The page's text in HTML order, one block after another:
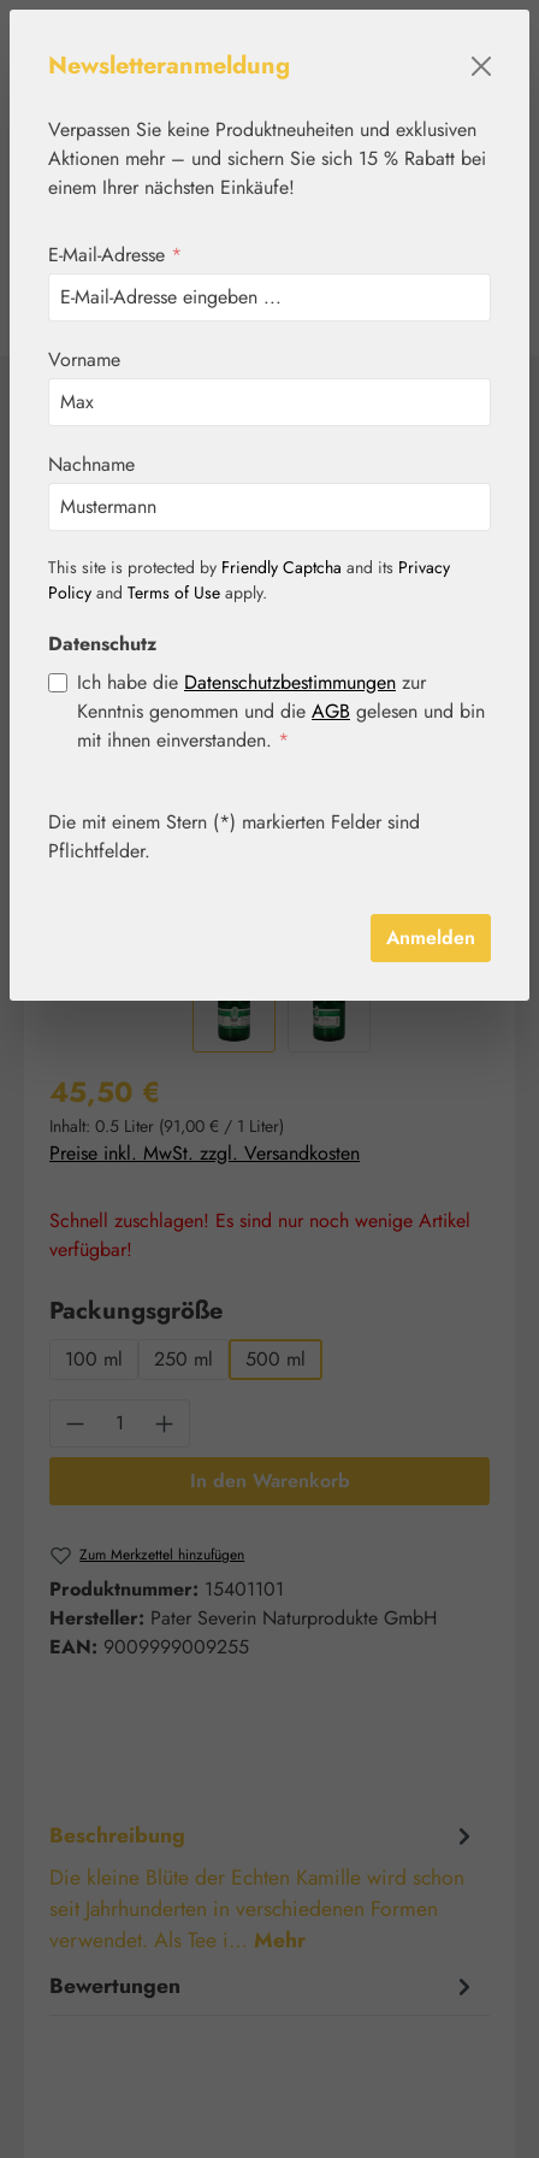
Werkzeugleiste anzeigen
Home
Kamillenwasser
Bildergalerie überspringen
Regulärer Preis:
45,50 €
Inhalt: 0.5 Liter (91,00 € / 1 Liter)
Preise inkl. MwSt. zzgl. Versandkosten
Schnell zuschlagen! Es sind nur noch wenige Artikel
verfügbar!
Packungsgrößeauswählen
100 ml 250 ml 500 ml
Produkt Anzahl: Gib den gewünschten
In den Warenkorb
Zum Merkzettel hinzufügen
Produktnummer: 15401101
Hersteller: Pater Severin Naturprodukte GmbH
EAN: 9009999009255
Beschreibung
Die kleine Blüte der Echten Kamille wird schon
seit Jahrhunderten in verschiedenen Formen
verwendet. Als Tee i… Mehr
Bewertungen
Newsletteranmeldung
Verpassen Sie keine Produktneuheiten und exklusiven
Aktionen mehr – und sichern Sie sich 15 % Rabatt bei
einem Ihrer nächsten Einkäufe!
E-Mail-Adresse *
Vorname
Nachname
This site is protected by Friendly Captcha and its Privacy
Policy and Terms of Use apply.
Datenschutz
Ich habe die Datenschutzbestimmungen zur
Kenntnis genommen und die AGB gelesen und bin
mit ihnen einverstanden. *
Die mit einem Stern (*) markierten Felder sind
Pflichtfelder.
Anmelden